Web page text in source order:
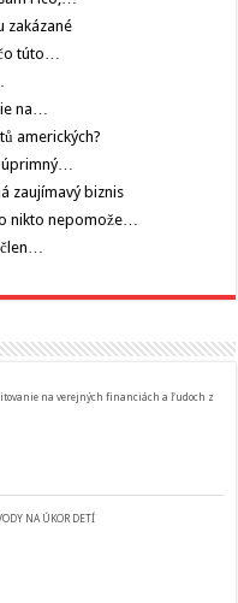
zakázané
túto…
na…
amerických?
zaujímavý biznis
nikto nepomože…
na verejných financiách a ľudoch z
NA ÚKOR DETÍ